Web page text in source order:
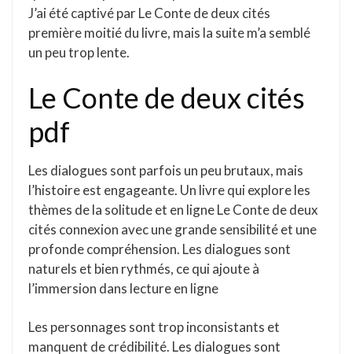
J’ai été captivé par Le Conte de deux cités
première moitié du livre, mais la suite m’a semblé
un peu trop lente.
Le Conte de deux cités
pdf
Les dialogues sont parfois un peu brutaux, mais
l’histoire est engageante. Un livre qui explore les
thèmes de la solitude et en ligne Le Conte de deux
cités connexion avec une grande sensibilité et une
profonde compréhension. Les dialogues sont
naturels et bien rythmés, ce qui ajoute à
l’immersion dans lecture en ligne
Les personnages sont trop inconsistants et
manquent de crédibilité. Les dialogues sont